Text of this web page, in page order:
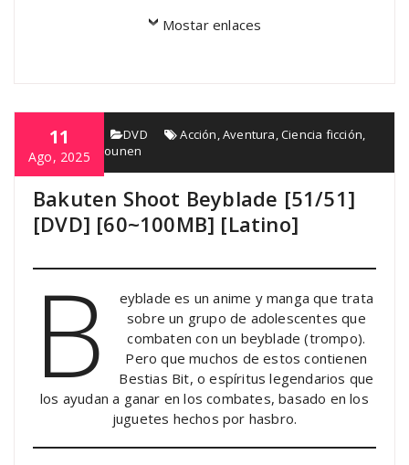
Mostar enlaces
11
Ago, 2025
AlfGama DVD Acción,Aventura,Ciencia ficción,
Comedia,Shounen
Bakuten Shoot Beyblade [51/51]
[DVD] [60~100MB] [Latino]
B
eyblade es un anime y manga que trata
sobre un grupo de adolescentes que
combaten con un beyblade (trompo).
Pero que muchos de estos contienen
Bestias Bit, o espíritus legendarios que
los ayudan a ganar en los combates, basado en los
juguetes hechos por hasbro.